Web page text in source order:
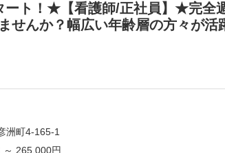
ート！★【看護師/正社員】★完全
せんか？幅広い年齢層の方々が活
洲町4-165-1
～ 265,000円